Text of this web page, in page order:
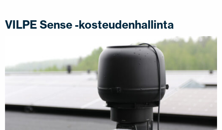
VILPE Sense -kosteudenhallinta